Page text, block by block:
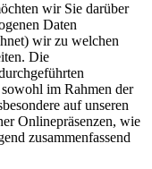
wir Sie darüber
Daten
wir zu welchen
Die
im Rahmen der
auf unseren
Onlinepräsenzen, wie
zusammenfassend